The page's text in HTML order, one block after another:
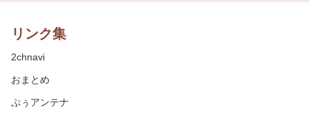
リンク集
2chnavi
おまとめ
ぷぅアンテナ